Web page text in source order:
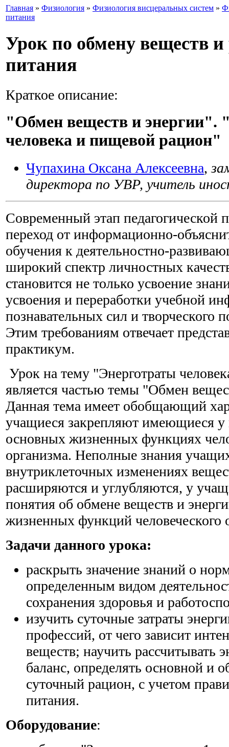
Главная » Физиология » Физиология висцеральных систем »
питания
Урок по обмену веществ
питания
Краткое описание:
"Обмен веществ и энергии".
человека и пищевой рацион"
Чупахина Оксана Алексеевна,
директора по УВР, учитель
Современный этап педагогической
переход от информационно-
обучения к деятельностно-
широкий спектр личностных
становится не только усвоение
усвоения и переработки учебной
познавательных сил и творческого
Этим требованиям отвечает
практикум.
Урок на тему "Энерготраты
является частью темы "Обмен
Данная тема имеет обобщающий
учащиеся закрепляют имеющиеся у
основных жизненных функциях
организма. Неполные знания
внутриклеточных изменениях
расширяются и углубляются, у
понятия об обмене веществ и
жизненных функций человеческого
Задачи данного урока:
раскрыть значение знаний о
определенным видом
сохранения здоровья и
изучить суточные затраты
профессий, от чего зависит
веществ; научить рассчитывать
баланс, определять основной и
суточный рацион, с учетом
питания.
Оборудование: